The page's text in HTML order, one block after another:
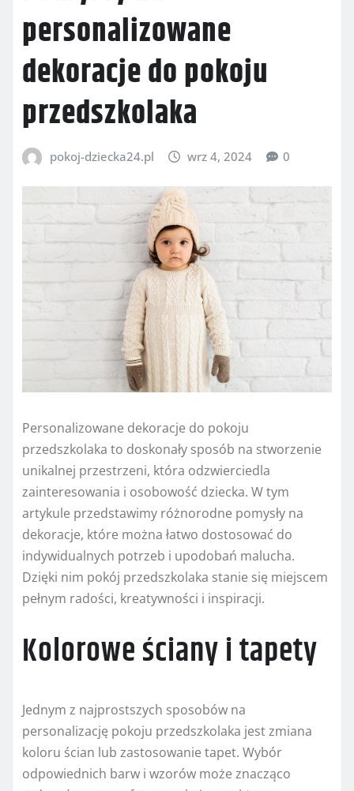
personalizowane
dekoracje do pokoju
przedszkolaka
pokoj-dziecka24.pl wrz 4, 2024 0
Personalizowane dekoracje do pokoju
przedszkolaka to doskonały sposób na stworzenie
unikalnej przestrzeni, która odzwierciedla
zainteresowania i osobowość dziecka. W tym
artykule przedstawimy różnorodne pomysły na
dekoracje, które można łatwo dostosować do
indywidualnych potrzeb i upodobań malucha.
Dzięki nim pokój przedszkolaka stanie się miejscem
pełnym radości, kreatywności i inspiracji.
Kolorowe ściany i tapety
Jednym z najprostszych sposobów na
personalizację pokoju przedszkolaka jest zmiana
koloru ścian lub zastosowanie tapet. Wybór
odpowiednich barw i wzorów może znacząco